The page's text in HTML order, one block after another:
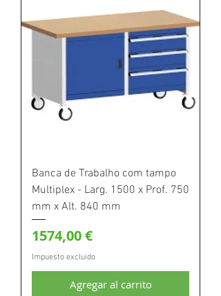
Banca de Trabalho com tampo
Multiplex - Larg. 1500 x Prof. 750
mm x Alt. 840 mm
Precio
1574,00 €
Impuesto excluido
Agregar al carrito